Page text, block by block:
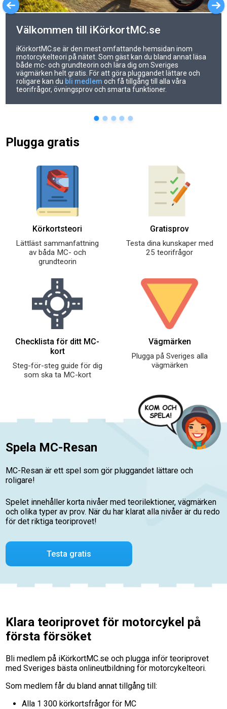
Välkommen till iKörkortMC.se
iKörkortMC.se är den mest omfattande hemsidan inom
motorcykelteori på nätet. Som gäst kan du bland annat läsa
både mc- och grundteorin och lära dig om Sveriges
vägmärken helt gratis. För att göra pluggandet lättare och
roligare kan du bli medlem och få tillgång till alla våra
teorifrågor, övningsprov och smarta funktioner.
Plugga gratis
Körkortsteori
Lättläst sammanfattning
av båda MC- och
grundteorin
Gratisprov
Testa dina kunskaper med
25 teorifrågor
Checklista för ditt MC-
kort
Steg-för-steg guide för dig
som ska ta MC-kort
Vägmärken
Plugga på Sveriges alla
vägmärken
Spela MC-Resan
MC-Resan är ett spel som gör pluggandet lättare och
roligare!
Spelet innehåller korta nivåer med teorilektioner, vägmärken
och olika typer av prov. När du har klarat alla nivåer är du redo
för det riktiga teoriprovet!
Testa gratis
Klara teoriprovet för motorcykel på
första försöket
Bli medlem på iKörkortMC.se och plugga inför teoriprovet
med Sveriges bästa onlineutbildning för motorcykelteori.
Som medlem får du bland annat tillgång till:
Alla 1 300 körkortsfrågor för MC